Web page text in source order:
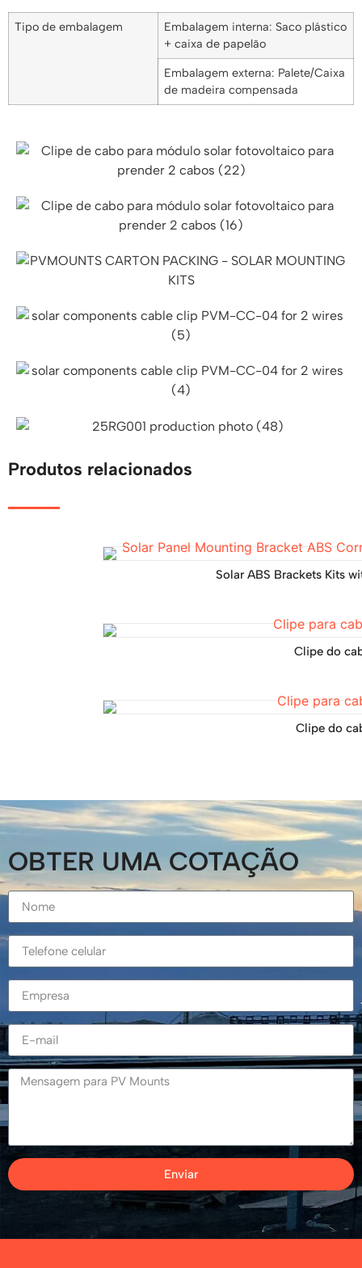
Tipo de embalagem
Embalagem interna: Saco plástico
+ caixa de papelão
Embalagem externa: Palete/Caixa
de madeira compensada
Produtos relacionados
Solar ABS Brackets Kits
Clipe do
Clipe do
OBTER UMA COTAÇÃO
Enviar